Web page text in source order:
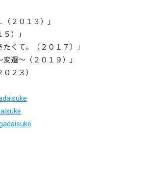
（２０１３）」
）」
たくて。（２０１７）」
変遷～（２０１９）」
２３）